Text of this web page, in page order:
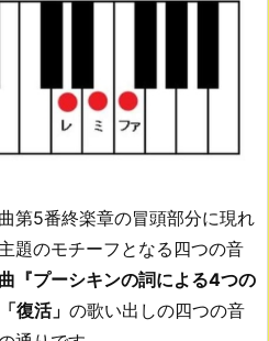
第5番終楽章の冒頭部分に現れ
題のモチーフとなる四つの音
『プーシキンの詞による4つの
「復活」 の歌い出しの四つの音